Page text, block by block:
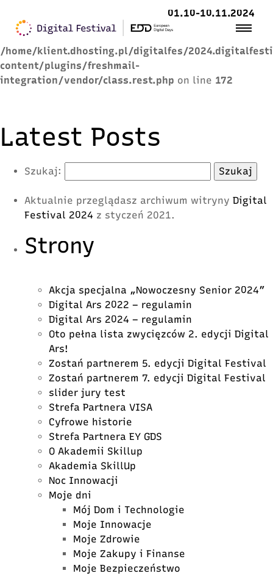
Warning : Trying to access array offset on value of
type null in
/home/klient.dhosting.pl/digitalfes/
content/plugins/freshmail-
integration/vendor/class.rest.php on line 172
01.10-10.11.2024
Latest Posts
Szukaj:
Aktualnie przeglądasz archiwum witryny Digital
Festival 2024 z styczeń 2021.
Strony
Akcja specjalna „Nowoczesny Senior 2024”
Digital Ars 2022 – regulamin
Digital Ars 2024 – regulamin
Oto pełna lista zwycięzców 2. edycji Digital
Ars!
Zostań partnerem 5. edycji Digital Festival
Zostań partnerem 7. edycji Digital Festival
slider jury test
Strefa Partnera VISA
Cyfrowe historie
Strefa Partnera EY GDS
O Akademii Skillup
Akademia SkillUp
Noc Innowacji
Moje dni
Mój Dom i Technologie
Moje Innowacje
Moje Zdrowie
Moje Zakupy i Finanse
Moje Bezpieczeństwo